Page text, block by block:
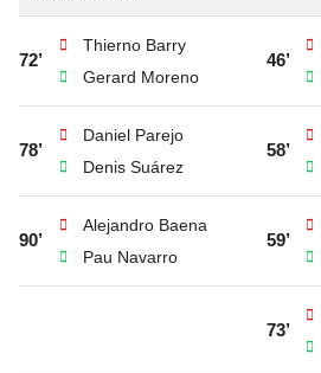
72’
Thierno Barry
Gerard Moreno
46’
78’
Daniel Parejo
Denis Suárez
58’
90’
Alejandro Baena
Pau Navarro
59’
73’